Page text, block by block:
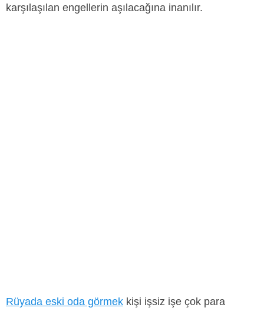
karşılaşılan engellerin aşılacağına inanılır.
Rüyada eski oda görmek kişi işsiz işe çok para